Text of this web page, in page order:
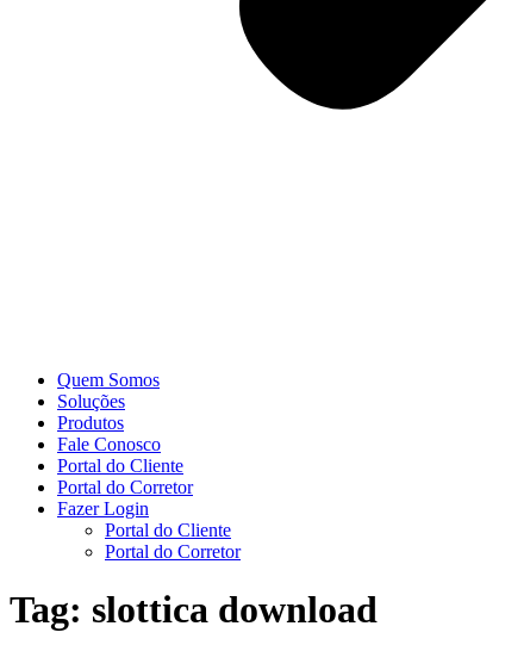
Quem Somos
Soluções
Produtos
Fale Conosco
Portal do Cliente
Portal do Corretor
Fazer Login
Portal do Cliente
Portal do Corretor
Tag: slottica download